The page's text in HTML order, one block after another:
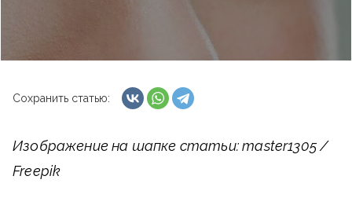
Сохранить статью:
Изображение на шапке статьи: master1305 /
Freepik